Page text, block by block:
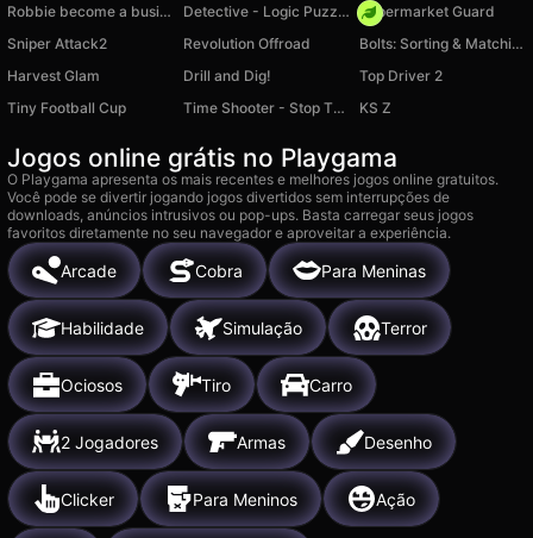
Robbie become a businessman!
Detective - Logic Puzzles Supermarket Guard
Sniper Attack2
Revolution Offroad
Bolts: Sorting & Matching Nuts
Harvest Glam
Drill and Dig!
Top Driver 2
Tiny Football Cup
Time Shooter - Stop The Time KS Z
Jogos online grátis no Playgama
O Playgama apresenta os mais recentes e melhores jogos online gratuitos.
Você pode se divertir jogando jogos divertidos sem interrupções de
downloads, anúncios intrusivos ou pop-ups. Basta carregar seus jogos
favoritos diretamente no seu navegador e aproveitar a experiência.
Arcade Cobra Para Meninas
Habilidade Simulação Terror
Ociosos Tiro Carro
2 Jogadores Armas Desenho
Clicker Para Meninos Ação